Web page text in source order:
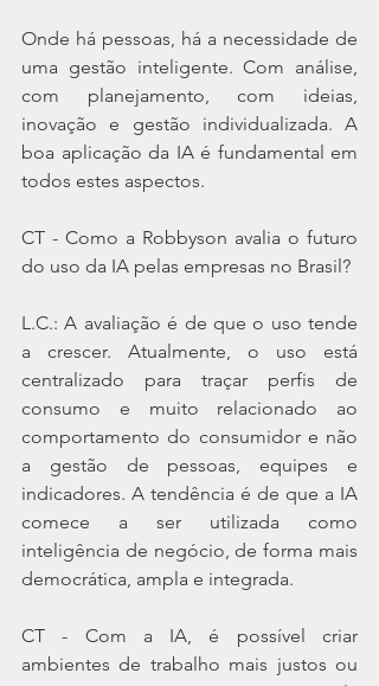
Onde há pessoas, há a necessidade de
uma gestão inteligente. Com análise,
com planejamento, com ideias,
inovação e gestão individualizada. A
boa aplicação da IA é fundamental em
todos estes aspectos.
CT - Como a Robbyson avalia o futuro
do uso da IA pelas empresas no Brasil?
L.C.: A avaliação é de que o uso tende
a crescer. Atualmente, o uso está
centralizado para traçar perfis de
consumo e muito relacionado ao
comportamento do consumidor e não
a gestão de pessoas, equipes e
indicadores. A tendência é de que a IA
comece a ser utilizada como
inteligência de negócio, de forma mais
democrática, ampla e integrada.
CT - Com a IA, é possível criar
ambientes de trabalho mais justos ou